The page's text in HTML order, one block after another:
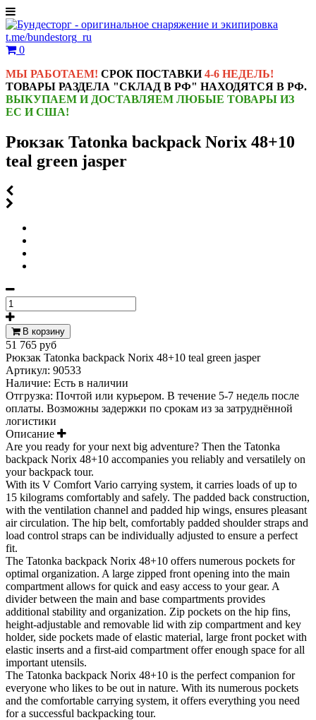
t.me/bundestorg_ru
0
МЫ РАБОТАЕМ! СРОК ПОСТАВКИ4-6 НЕДЕЛЬ!
ТОВАРЫ РАЗДЕЛА "СКЛАД В РФ" НАХОДЯТСЯ В РФ.
ВЫКУПАЕМ И ДОСТАВЛЯЕМ ЛЮБЫЕ ТОВАРЫ ИЗ
ЕС И США!
Рюкзак Tatonka backpack Norix 48+10
teal green jasper
В корзину
51 765 руб
Рюкзак Tatonka backpack Norix 48+10 teal green jasper
Артикул: 90533
Наличие: Есть в наличии
Отгрузка: Почтой или курьером. В течение 5-7 недель после
оплаты. Возможны задержки по срокам из за затруднённой
логистики
Описание
Are you ready for your next big adventure? Then the Tatonka
backpack Norix 48+10 accompanies you reliably and versatilely on
your backpack tour.
With its V Comfort Vario carrying system, it carries loads of up to
15 kilograms comfortably and safely. The padded back construction,
with the ventilation channel and padded hip wings, ensures pleasant
air circulation. The hip belt, comfortably padded shoulder straps and
load control straps can be individually adjusted to ensure a perfect
fit.
The Tatonka backpack Norix 48+10 offers numerous pockets for
optimal organization. A large zipped front opening into the main
compartment allows for quick and easy access to your gear. A
divider between the main and base compartments provides
additional stability and organization. Zip pockets on the hip fins,
height-adjustable and removable lid with zip compartment and key
holder, side pockets made of elastic material, large front pocket with
elastic inserts and a first-aid compartment offer enough space for all
important utensils.
The Tatonka backpack Norix 48+10 is the perfect companion for
everyone who likes to be out in nature. With its numerous pockets
and the comfortable carrying system, it offers everything you need
for a successful backpacking tour.